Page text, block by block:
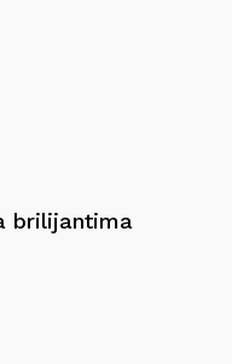
brilijantima